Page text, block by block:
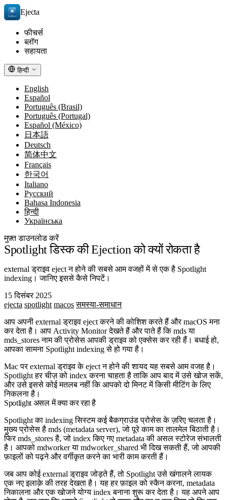
Ejecta
फीचर्स
ब्लॉग
सहायता
हिन्दी
English
Español
Português (Brasil)
Português (Portugal)
Español (México)
日本語
Deutsch
简体中文
Français
한국어
Italiano
Русский
Bahasa Indonesia
हिन्दी
Українська
मुफ़्त डाउनलोड करें
Spotlight डिस्क की Ejection को क्यों रोकता है
external ड्राइव eject न होने की सबसे आम वजहों में से एक है Spotlight
indexing। जानिए इससे कैसे निपटें।
15 दिसंबर 2025
ejecta spotlight macos समस्या-समाधान
आप अपनी external ड्राइव eject करने की कोशिश करते हैं और macOS मना
कर देता है। आप Activity Monitor देखते हैं और पाते हैं किmdsया
mds_storesनाम की प्रोसेस आपकी ड्राइव को एक्सेस कर रही हैं। बधाई हो,
आपका सामना Spotlight indexing से हो गया है।
Mac पर external ड्राइव के eject न होने की शायद यह सबसे आम वजह है।
Spotlight हर चीज़ को index करना चाहता है ताकि आप बाद में उसे खोज सकें,
और उसे इससे कोई मतलब नहीं कि आपको दो मिनट में किसी मीटिंग के लिए
निकलना है।
Spotlight असल में क्या कर रहा है
Spotlight का indexing सिस्टम कई बैकग्राउंड प्रोसेस के ज़रिए चलता है।
मुख्य प्रोसेस है mds (metadata server), जो पूरे काम का तालमेल बिठाती है।
फिरmds_storesहै, जो index किए गए metadata की असल स्टोरेज संभालती
है। आपको mdworkerया mdworker_shared भी दिख सकती हैं, जो आपकी
फ़ाइलों को पढ़ने और वर्गीकृत करने का भारी काम करती हैं।
जब आप कोई external ड्राइव जोड़ते हैं, तो Spotlight उसे खंगालने लायक
एक नए इलाक़े की तरह देखता है। यह हर फ़ाइल को स्कैन करना, metadata
निकालना और एक खोजने योग्य index बनाना शुरू कर देता है। यह अपने आप